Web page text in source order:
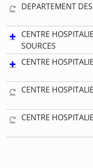
DEPARTEMENT
CENTRE
SOURCES
CENTRE
CENTRE
CENTRE